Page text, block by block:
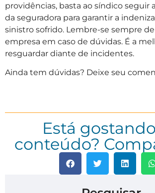
providências, basta ao síndico seguir
da seguradora para garantir a
sinistro sofrido. Lembre-se sempre
empresa em caso de dúvidas. É a
resguardar diante de incidentes.
Ainda tem dúvidas? Deixe seu
Está
conteúdo?